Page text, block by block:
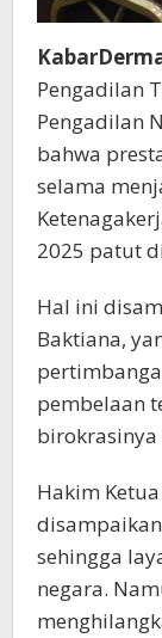
Pengadilan
Pengadilan
bahwa
selama
2025 patut
Hal ini
Baktiana,
pembelaan
birokrasinya
Hakim
sehingga
negara.